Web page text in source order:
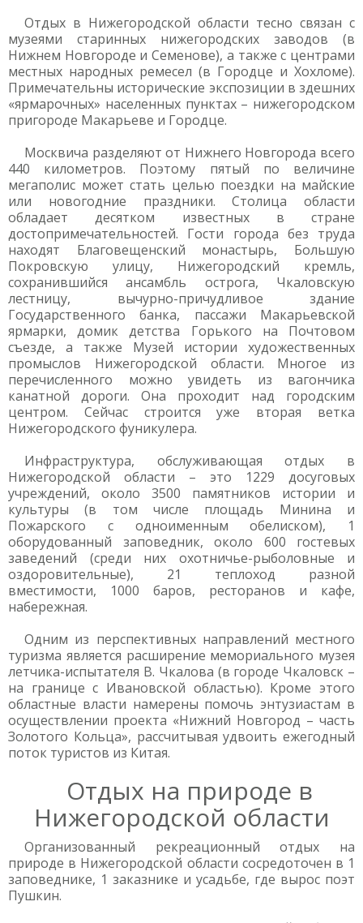
Отдых в Нижегородской области тесно связан с
музеями старинных нижегородских заводов (в
Нижнем Новгороде и Семенове), а также с центрами
местных народных ремесел (в Городце и Хохломе).
Примечательны исторические экспозиции в здешних
«ярмарочных» населенных пунктах – нижегородском
пригороде Макарьеве и Городце.
Москвича разделяют от Нижнего Новгорода всего
440 километров. Поэтому пятый по величине
мегаполис может стать целью поездки на майские
или новогодние праздники. Столица области
обладает десятком известных в стране
достопримечательностей. Гости города без труда
находят Благовещенский монастырь, Большую
Покровскую улицу, Нижегородский кремль,
сохранившийся ансамбль острога, Чкаловскую
лестницу, вычурно-причудливое здание
Государственного банка, пассажи Макарьевской
ярмарки, домик детства Горького на Почтовом
съезде, а также Музей истории художественных
промыслов Нижегородской области. Многое из
перечисленного можно увидеть из вагончика
канатной дороги. Она проходит над городским
центром. Сейчас строится уже вторая ветка
Нижегородского фуникулера.
Инфраструктура, обслуживающая отдых в
Нижегородской области – это 1229 досуговых
учреждений, около 3500 памятников истории и
культуры (в том числе площадь Минина и
Пожарского с одноименным обелиском), 1
оборудованный заповедник, около 600 гостевых
заведений (среди них охотничье-рыболовные и
оздоровительные), 21 теплоход разной
вместимости, 1000 баров, ресторанов и кафе,
набережная.
Одним из перспективных направлений местного
туризма является расширение мемориального музея
летчика-испытателя В. Чкалова (в городе Чкаловск –
на границе с Ивановской областью). Кроме этого
областные власти намерены помочь энтузиастам в
осуществлении проекта «Нижний Новгород – часть
Золотого Кольца», рассчитывая удвоить ежегодный
поток туристов из Китая.
Отдых на природе в
Нижегородской области
Организованный рекреационный отдых на
природе в Нижегородской области сосредоточен в 1
заповеднике, 1 заказнике и усадьбе, где вырос поэт
Пушкин.